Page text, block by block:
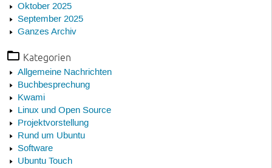
Oktober 2025
September 2025
Ganzes Archiv
Kategorien
Allgemeine Nachrichten
Buchbesprechung
Kwami
Linux und Open Source
Projektvorstellung
Rund um Ubuntu
Software
Ubuntu Touch